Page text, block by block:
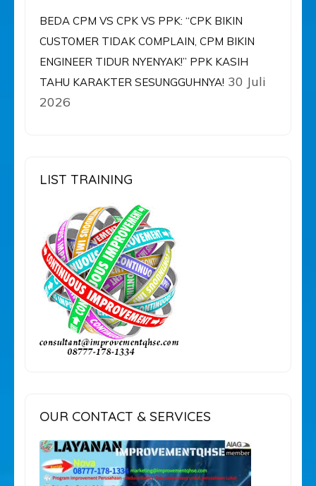
BEDA CPM VS CPK VS PPK: “CPK BIKIN
CUSTOMER TIDAK COMPLAIN, CPM BIKIN
ENGINEER TIDUR NYENYAK!” PPK KASIH
TAHU KARAKTER SESUNGGUHNYA! 30 Juli
2026
LIST TRAINING
OUR CONTACT & SERVICES